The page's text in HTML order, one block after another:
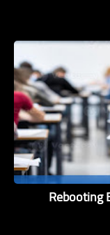
Rebooting